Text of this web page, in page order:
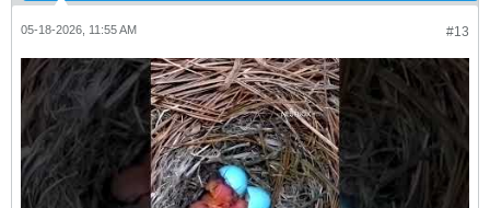
#13
05-18-2026, 11:55 AM